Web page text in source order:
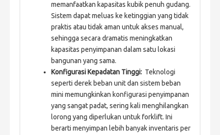
memanfaatkan kapasitas kubik penuh gudang.
Sistem dapat meluas ke ketinggian yang tidak
praktis atau tidak aman untuk akses manual,
sehingga secara dramatis meningkatkan
kapasitas penyimpanan dalam satu lokasi
bangunan yang sama.
Konfigurasi Kepadatan Tinggi: Teknologi
seperti derek beban unit dan sistem beban
mini memungkinkan konfigurasi penyimpanan
yang sangat padat, sering kali menghilangkan
lorong yang diperlukan untuk forklift. Ini
berarti menyimpan lebih banyak inventaris per